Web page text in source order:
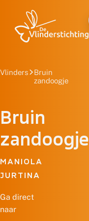
Vlinders
Bruin
zandoogje
Bruin
zandoogje
MANIOLA
JURTINA
Ga direct
naar